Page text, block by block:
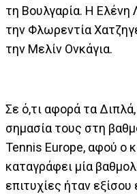
τη Βουλγαρία. Η Ελένη
την Φλωρεντία
την Μελίν Ονκάγια.
Σε ό,τι αφορά τα
σημασία τους στη
Tennis Europe, αφού ο
καταγράφει μία
επιτυχίες ήταν